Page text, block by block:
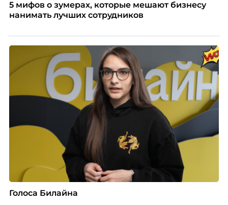
5 мифов о зумерах, которые мешают бизнесу
нанимать лучших сотрудников
Голоса Билайна